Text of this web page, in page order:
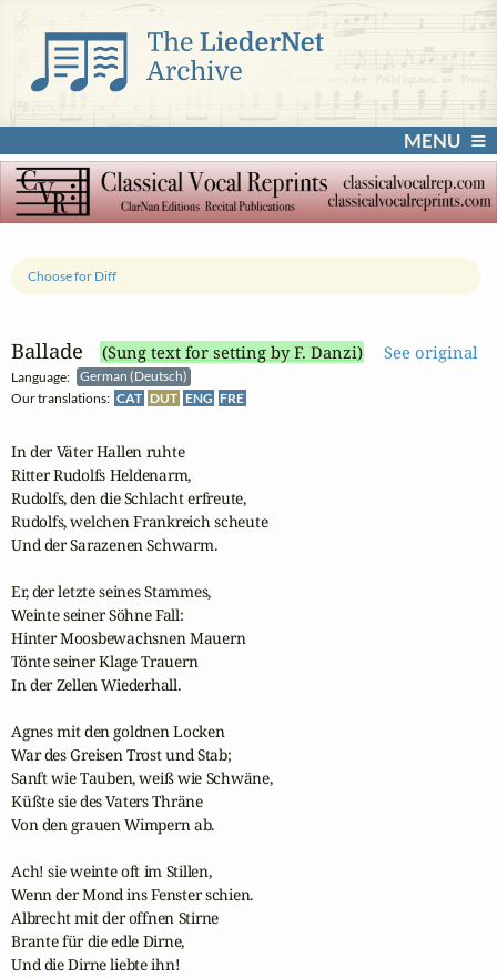
MENU
Ballade (Sung text for setting by F. Danzi) See original
Language:
German (Deutsch)
Our translations: CAT DUT ENG FRE
Choose for Diff
In der Väter Hallen ruhte
Ritter Rudolfs Heldenarm,
Rudolfs, den die Schlacht erfreute,
Rudolfs, welchen Frankreich scheute
Und der Sarazenen Schwarm.
Er, der letzte seines Stammes,
Weinte seiner Söhne Fall:
Hinter Moosbewachsnen Mauern
Tönte seiner Klage Trauern
In der Zellen Wiederhall.
Agnes mit den goldnen Locken
War des Greisen Trost und Stab;
Sanft wie Tauben, weiß wie Schwäne,
Küßte sie des Vaters Thräne
Von den grauen Wimpern ab.
Ach! sie weinte oft im Stillen,
Wenn der Mond ins Fenster schien.
Albrecht mit der offnen Stirne
Brante für die edle Dirne,
Und die Dirne liebte ihn!